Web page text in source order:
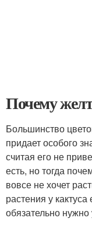
Почему
Большинство
придает особого
считая его не
есть, но тогда
вовсе не хочет
растения у
обязательно